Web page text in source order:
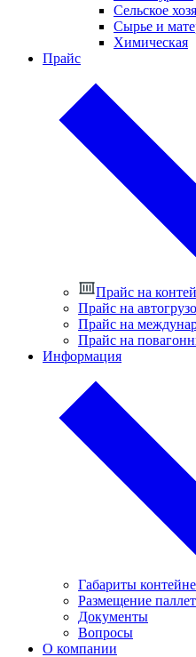
Сельское
Сырье и
Химическая
Прайс
Прайс на
Прайс на
Прайс на
Прайс на
Информация
Габариты
Размещение
Документы
Вопросы
О компании